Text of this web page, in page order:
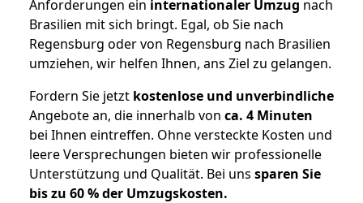
Anforderungen ein internationaler Umzug nach
Brasilien mit sich bringt. Egal, ob Sie nach
Regensburg oder von Regensburg nach Brasilien
umziehen, wir helfen Ihnen, ans Ziel zu gelangen.
Fordern Sie jetzt kostenlose und unverbindliche
Angebote an, die innerhalb von ca. 4 Minuten
bei Ihnen eintreffen. Ohne versteckte Kosten und
leere Versprechungen bieten wir professionelle
Unterstützung und Qualität. Bei uns sparen Sie
bis zu 60 % der Umzugskosten.